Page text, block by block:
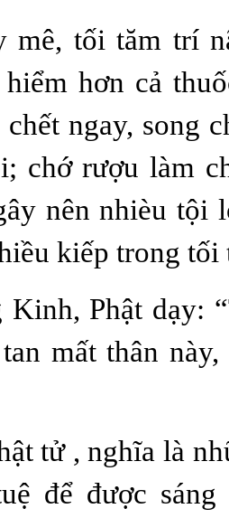
mê, tối tăm trí
hơn cả
ngay, song
chớ rượu làm
nên nhièu tội
kiếp trong tối
Phật dạy:
mất thân
tử , nghĩa là
để được sáng